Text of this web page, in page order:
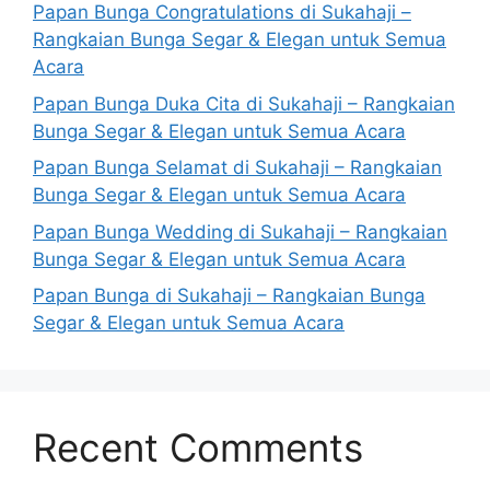
Papan Bunga Congratulations di Sukahaji –
Rangkaian Bunga Segar & Elegan untuk Semua
Acara
Papan Bunga Duka Cita di Sukahaji – Rangkaian
Bunga Segar & Elegan untuk Semua Acara
Papan Bunga Selamat di Sukahaji – Rangkaian
Bunga Segar & Elegan untuk Semua Acara
Papan Bunga Wedding di Sukahaji – Rangkaian
Bunga Segar & Elegan untuk Semua Acara
Papan Bunga di Sukahaji – Rangkaian Bunga
Segar & Elegan untuk Semua Acara
Recent Comments